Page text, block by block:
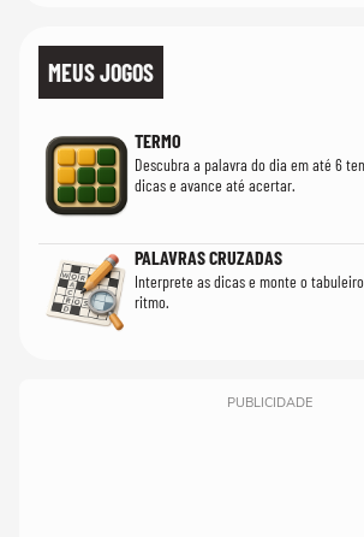
MEUS JOGOS
TERMO
Descubra a palavra do dia em até 6
dicas e avance até acertar.
PALAVRAS CRUZADAS
Interprete as dicas e monte o
ritmo.
PUBLICIDADE